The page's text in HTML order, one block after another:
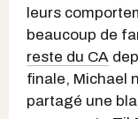
leurs
beaucoup de
reste du CA
finale, Michael
partagé une